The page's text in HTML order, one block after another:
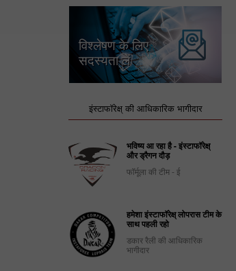
विश्लेषण के लिए
सदस्यता लें
इंस्टाफॉरेक्ष् की आधिकारिक भागीदार
भविष्य आ रहा है - इंस्टाफॉरेक्ष्
और ड्रैगन दौड़
फॉर्मूला की टीम - ई
हमेशा इंस्टाफॉरेक्ष् लोपरास टीम के
साथ पहली रहो
डकार रैली की आधिकारिक
भागीदार